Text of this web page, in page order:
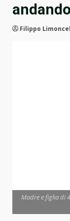
Filippo
Madre e figlia di